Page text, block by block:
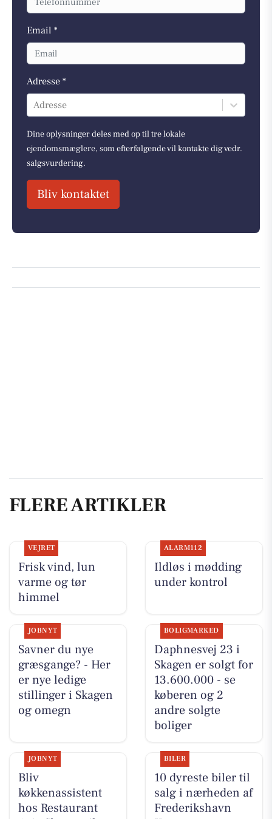
Email *
Adresse *
Adresse
Dine oplysninger deles med op til tre lokale
ejendomsmæglere, som efterfølgende vil kontakte dig vedr.
salgsvurdering.
Bliv kontaktet
FLERE ARTIKLER
VEJRET
Frisk vind, lun
varme og tør
himmel
ALARM112
Ildløs i mødding
under kontrol
JOBNYT
Savner du nye
græsgange? - Her
er nye ledige
stillinger i Skagen
og omegn
BOLIGMARKED
Daphnesvej 23 i
Skagen er solgt for
13.600.000 - se
køberen og 2
andre solgte
boliger
JOBNYT
Bliv
køkkenassistent
hos Restaurant
BILER
10 dyreste biler til
salg i nærheden af
Frederikshavn